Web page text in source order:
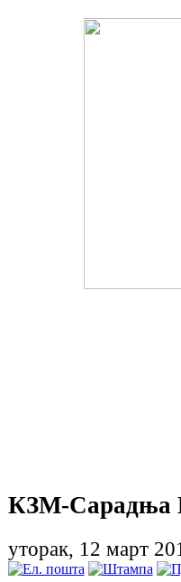
КЗМ-Сарадња
уторак, 12 март